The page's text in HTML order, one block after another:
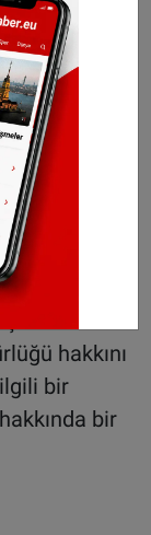
da
belirtti.
yollara
“kabul
hakkını
bir
bir